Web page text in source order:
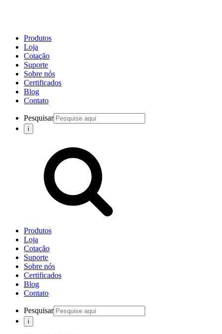
Produtos
Loja
Cotação
Suporte
Sobre nós
Certificados
Blog
Contato
Pesquisar
Produtos
Loja
Cotação
Suporte
Sobre nós
Certificados
Blog
Contato
Pesquisar